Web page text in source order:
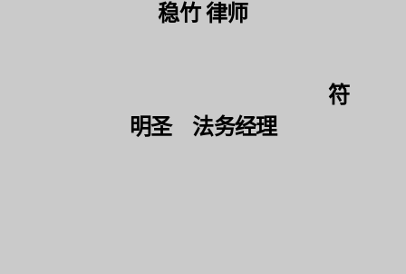
稳竹 律师
符
明圣 法务经理